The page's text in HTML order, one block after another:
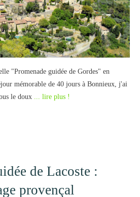
"Promenade guidée de Gordes" en
mémorable de 40 jours à Bonnieux, j'ai
le doux ... lire plus !
de Lacoste :
provençal